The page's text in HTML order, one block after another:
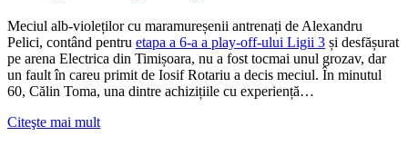
Meciul alb-violeților cu maramureșenii antrenați de Alexandru
Pelici, contând pentru etapa a 6-a a play-off-ului Ligii 3 și desfășurat
pe arena Electrica din Timișoara, nu a fost tocmai unul grozav, dar
un fault în careu primit de Iosif Rotariu a decis meciul. În minutul
60, Călin Toma, una dintre achizițiile cu experiență…
Citeşte mai mult